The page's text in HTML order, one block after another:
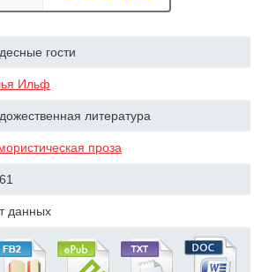
гости
Ильф
литература
проза
данных